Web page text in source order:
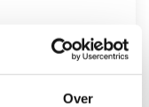
Over